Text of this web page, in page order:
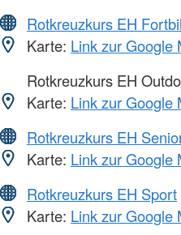
Rotkreuzkurs EH
Karte: Link zur Google
Rotkreuzkurs EH
Karte: Link zur Google
Rotkreuzkurs EH
Karte: Link zur Google
Rotkreuzkurs EH Sport
Karte: Link zur Google